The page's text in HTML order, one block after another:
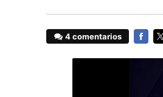
4 comentarios